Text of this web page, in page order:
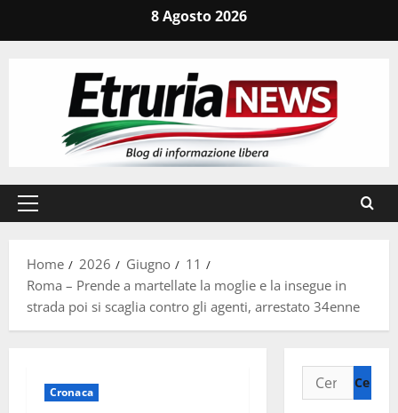
8 Agosto 2026
Menu
Home
2026 Giugno
11
Roma – Prende a martellate la moglie e la insegue in
strada poi si scaglia contro gli agenti, arrestato 34enne
Cronaca
Ricerca
per: